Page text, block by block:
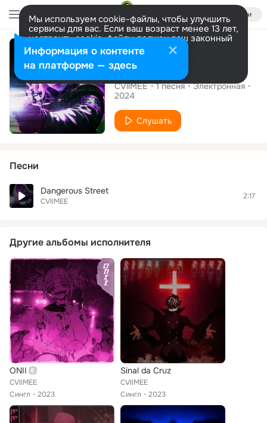
Войти
Мы используем cookie-файлы, чтобы улучшить
сервисы для вас. Если ваш возраст менее 13 лет,
настроить cookie-файлы должен ваш законный
представитель. Больше информации
Разрешить все Настроить
Сингл
Dangerous Street
CVllMEE 1песня
Электронная
2024
Слушать
Песни
Dangerous Street
CVllMEE
2:17
Другие альбомы исполнителя
ONII
CVllMEE
Сингл
2023
Sinal da Cruz
CVllMEE
Сингл
2023
Информация о контенте
на платформе — здесь